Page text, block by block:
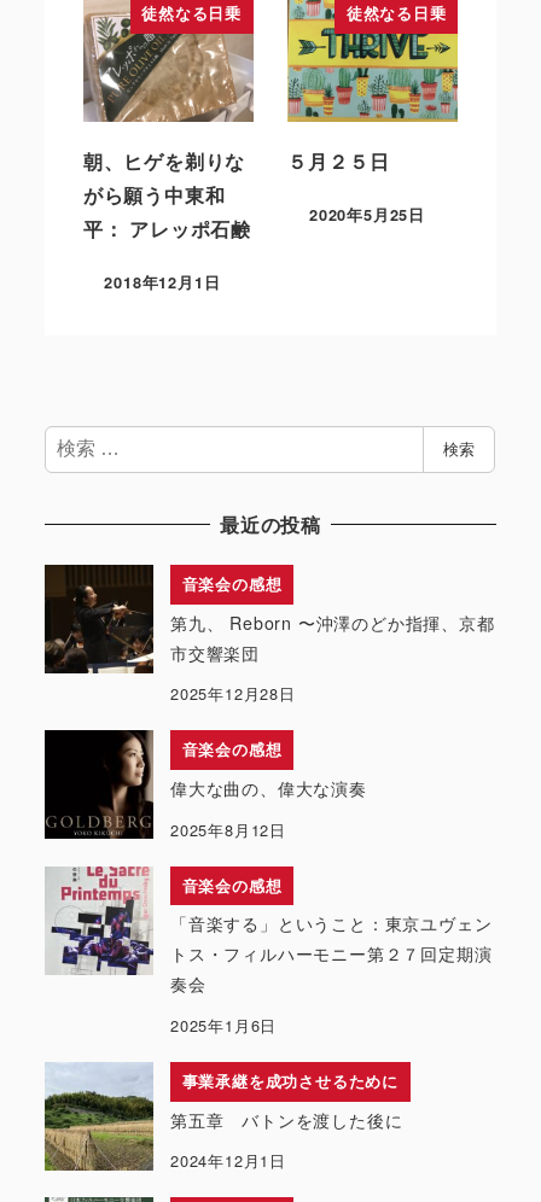
徒然なる日乗
朝、ヒゲを剃りな
がら願う中東和
平： アレッポ石鹸
2018年12月1日
徒然なる日乗
５月２５日
2020年5月25日
検
索
検索
最近の投稿
音楽会の感想
第九、 Reborn 〜沖澤のどか指揮、京都
市交響楽団
2025年12月28日
音楽会の感想
偉大な曲の、偉大な演奏
2025年8月12日
音楽会の感想
「音楽する」ということ：東京ユヴェン
トス・フィルハーモニー第２７回定期演
奏会
2025年1月6日
事業承継を成功させるために
第五章 バトンを渡した後に
2024年12月1日